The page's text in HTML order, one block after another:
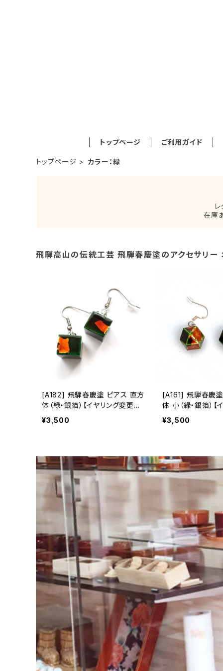
トップページ ご利用ガイド
トップページ カラー：緑
在庫
飛騨高山の伝統工芸 飛騨春慶塗のアクセサリー
[A182] 飛騨春慶塗 ピアス 直方
体（緑・銀箔）【イヤリング変更
可】
¥3,500
[A161] 飛騨春慶
体 小（緑・銀箔）【
可】
¥3,500